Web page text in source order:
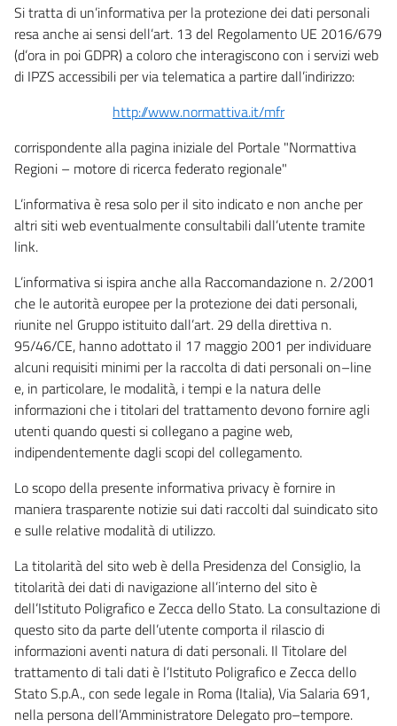
Si tratta di un’informativa per la protezione dei dati personali
resa anche ai sensi dell’art. 13 del Regolamento UE 2016/679
(d’ora in poi GDPR) a coloro che interagiscono con i servizi web
di IPZS accessibili per via telematica a partire dall’indirizzo:
http://www.normattiva.it/mfr
corrispondente alla pagina iniziale del Portale "Normattiva
Regioni – motore di ricerca federato regionale"
L’informativa è resa solo per il sito indicato e non anche per
altri siti web eventualmente consultabili dall’utente tramite
link.
L’informativa si ispira anche alla Raccomandazione n. 2/2001
che le autorità europee per la protezione dei dati personali,
riunite nel Gruppo istituito dall’art. 29 della direttiva n.
95/46/CE, hanno adottato il 17 maggio 2001 per individuare
alcuni requisiti minimi per la raccolta di dati personali on–line
e, in particolare, le modalità, i tempi e la natura delle
informazioni che i titolari del trattamento devono fornire agli
utenti quando questi si collegano a pagine web,
indipendentemente dagli scopi del collegamento.
Lo scopo della presente informativa privacy è fornire in
maniera trasparente notizie sui dati raccolti dal suindicato sito
e sulle relative modalità di utilizzo.
La titolarità del sito web è della Presidenza del Consiglio, la
titolarità dei dati di navigazione all’interno del sito è
dell’Istituto Poligrafico e Zecca dello Stato. La consultazione di
questo sito da parte dell’utente comporta il rilascio di
informazioni aventi natura di dati personali. Il Titolare del
trattamento di tali dati è l’Istituto Poligrafico e Zecca dello
Stato S.p.A., con sede legale in Roma (Italia), Via Salaria 691,
nella persona dell’Amministratore Delegato pro–tempore.